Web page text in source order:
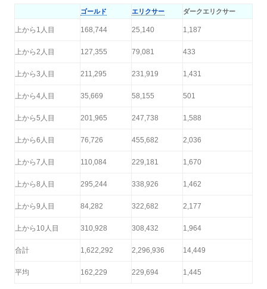
ゴールド エリクサー ダークエリクサー
上から1人目 168,744 25,140 1,187
上から2人目 127,355 79,081 433
上から3人目 211,295 231,919 1,431
上から4人目 35,669 58,155 501
上から5人目 201,965 247,738 1,588
上から6人目 76,726 455,682 2,036
上から7人目 110,084 229,181 1,670
上から8人目 295,244 338,926 1,462
上から9人目 84,282 322,682 2,177
上から10人目 310,928 308,432 1,964
合計 1,622,292 2,296,936 14,449
平均 162,229 229,694 1,445